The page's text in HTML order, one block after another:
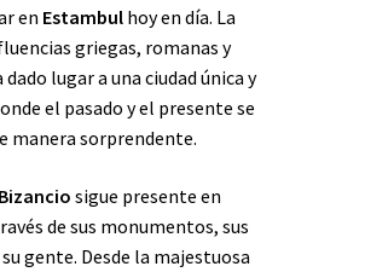
en Estambul hoy en día. La
griegas, romanas y
lugar a una ciudad única y
el pasado y el presente se
manera sorprendente.
Bizancio sigue presente en
de sus monumentos, sus
gente. Desde la majestuosa